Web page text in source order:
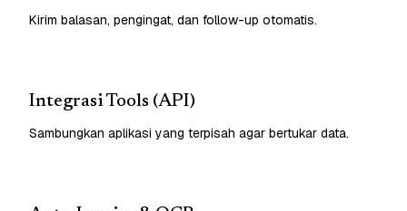
Kirim balasan, pengingat, dan follow-up otomatis.
Integrasi Tools (API)
Sambungkan aplikasi yang terpisah agar bertukar data.